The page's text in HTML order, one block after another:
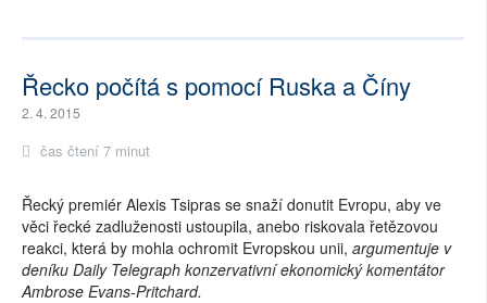
Řecko počítá s pomocí Ruska a Číny
2. 4. 2015
čas čtení 7 minut
Řecký premiér Alexis Tsipras se snaží donutit Evropu, aby ve
věci řecké zadluženosti ustoupila, anebo riskovala řetězovou
reakci, která by mohla ochromit Evropskou unii, argumentuje v
deníku Daily Telegraph konzervativní ekonomický komentátor
Ambrose Evans-Pritchard.